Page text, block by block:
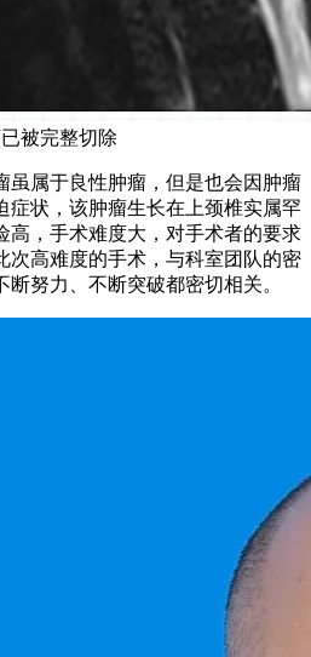
被完整切除
虽属于良性肿瘤，但是也会因肿瘤
症状，该肿瘤生长在上颈椎实属罕
高，手术难度大，对手术者的要求
次高难度的手术，与科室团队的密
努力、不断突破都密切相关。